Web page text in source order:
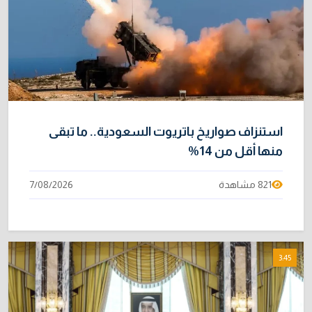
10 متحدث رسمي يكشف خيارات الحكومة لتجاوز أزمة
الرواتب
1/08/2026
استنزاف صواريخ باتريوت السعودية.. ما تبقى
منها أقل من 14%
821 مشاهدة 7/08/2026
3:45